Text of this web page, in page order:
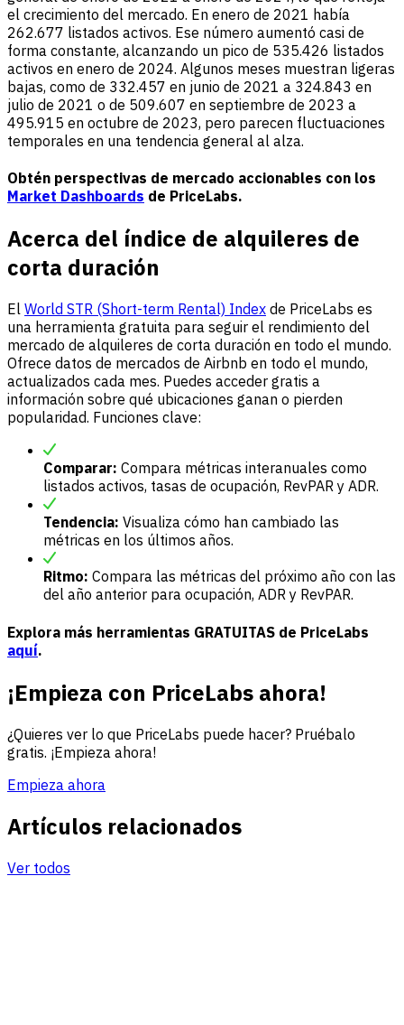
el crecimiento del mercado. En enero de 2021 había
262.677 listados activos. Ese número aumentó casi de
forma constante, alcanzando un pico de 535.426 listados
activos en enero de 2024. Algunos meses muestran ligeras
bajas, como de 332.457 en junio de 2021 a 324.843 en
julio de 2021 o de 509.607 en septiembre de 2023 a
495.915 en octubre de 2023, pero parecen fluctuaciones
temporales en una tendencia general al alza.
Obtén perspectivas de mercado accionables con los
Market Dashboards de PriceLabs.
Acerca del índice de alquileres de
corta duración
El World STR (Short-term Rental) Index de PriceLabs es
una herramienta gratuita para seguir el rendimiento del
mercado de alquileres de corta duración en todo el mundo.
Ofrece datos de mercados de Airbnb en todo el mundo,
actualizados cada mes. Puedes acceder gratis a
información sobre qué ubicaciones ganan o pierden
popularidad. Funciones clave:
Comparar: Compara métricas interanuales como
listados activos, tasas de ocupación, RevPAR y ADR.
Tendencia: Visualiza cómo han cambiado las
métricas en los últimos años.
Ritmo: Compara las métricas del próximo año con las
del año anterior para ocupación, ADR y RevPAR.
Explora más herramientas GRATUITAS de PriceLabs
aquí.
¡Empieza con PriceLabs ahora!
¿Quieres ver lo que PriceLabs puede hacer? Pruébalo
gratis. ¡Empieza ahora!
Empieza ahora
Artículos relacionados
Ver todos